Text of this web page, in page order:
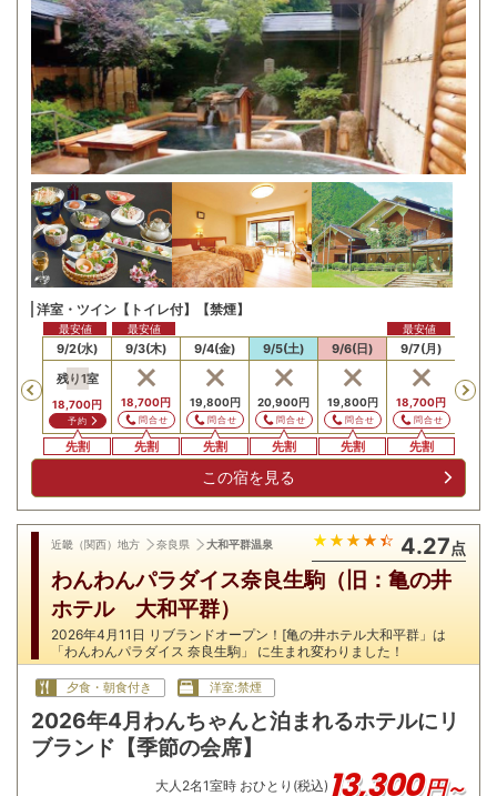
洋室・ツイン【トイレ付】【禁煙】
Previous
円
9/2(水)
残り1室
18,700円
予約
先割
最安値
9/3(木)
18,700円
問合せ
先割
最安値
9/4(金)
19,800円
問合せ
先割
9/5(土)
20,900円
問合せ
先割
9/6(日)
19,800円
問合せ
先割
9/7(月)
18,700円
問合せ
先割
最安値
この宿を見る
近畿（関西）地方 奈良県 大和平群温泉 4.27点
わんわんパラダイス奈良生駒（旧：亀の井
ホテル 大和平群）
2026年4月11日 リブランドオープン！[亀の井ホテル大和平群」は
「わんわんパラダイス 奈良生駒」 に生まれ変わりました！
夕食・朝食付き 洋室:禁煙
2026年4月わんちゃんと泊まれるホテルにリ
ブランド【季節の会席】
大人 2名1室時 おひとり(税込) 13,300円～